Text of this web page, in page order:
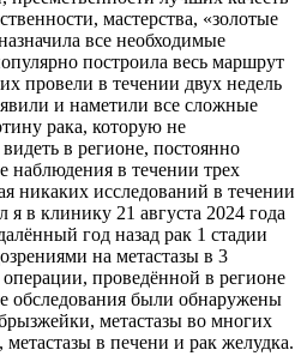
мастерства, «золотые
все необходимые
построила весь маршрут
провели в течении двух недель
и наметили все сложные
рака, которую не
в регионе, постоянно
наблюдения в течении трех
никаких исследований в течении
я в клинику 21 августа 2024 года
год назад рак 1 стадии
на метастазы в 3
проведённой в регионе
обследования были обнаружены
метастазы во многих
в печени и рак желудка.